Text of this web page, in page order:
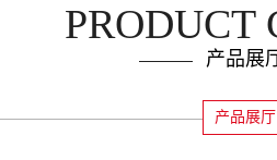
PRODUCT
产品展
产品展厅